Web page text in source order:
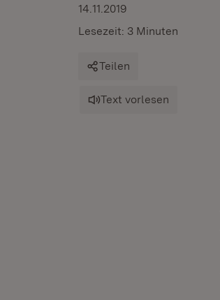
14.11.2019
Lesezeit: 3 Minuten
Teilen
Text vorlesen